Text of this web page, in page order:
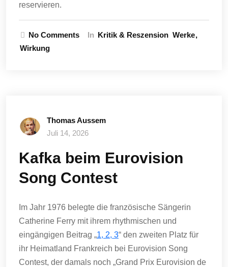
reservieren.
No Comments In Kritik & Reszension Werke
Wirkung
Thomas Aussem
Juli 14, 2026
Kafka beim Eurovision
Song Contest
Im Jahr 1976 belegte die französische Sängerin
Catherine Ferry mit ihrem rhythmischen und
eingängigen Beitrag „1, 2, 3“ den zweiten Platz für
ihr Heimatland Frankreich bei Eurovision Song
Contest, der damals noch „Grand Prix Eurovision de